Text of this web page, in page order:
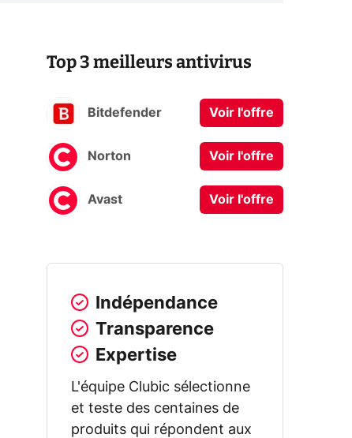
Top 3 meilleurs antivirus
Bitdefender Voir l'offre
Norton Voir l'offre
Avast Voir l'offre
Indépendance
Transparence
Expertise
L'équipe Clubic sélectionne
et teste des centaines de
produits qui répondent aux